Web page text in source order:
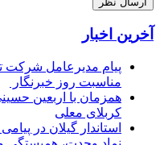
آخرین اخبار
پیام مدیرعامل شركت
مناسبت روز خبرنگار ‌
همزمان با اربعین
کربلای معلی
استاندار گیلان در